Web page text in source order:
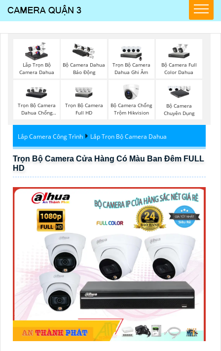
Lắp Trọn Bộ
Camera Dahua
Bộ Camera Dahua
Báo Động
Trọn Bộ Camera
Dahua Ghi Âm
Bộ Camera Full
Color Dahua
Trọn Bộ Camera
Dahua Chống
Trọn Bộ Camera
Full HD
Bộ Camera Chống
Trộm Hikvision
Bộ Camera
Chuyên Dụng
Lắp Camera Công Trình Lắp Trọn Bộ Camera Dahua
Trọn Bộ Camera Cửa Hàng Có Màu Ban Đêm FULL
HD